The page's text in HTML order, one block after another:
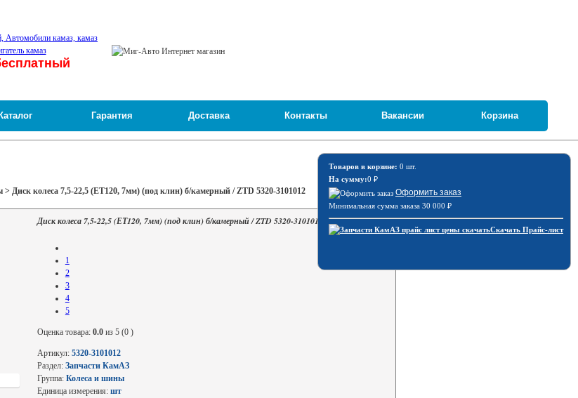
Каталог Гарантия Доставка Контакты Вакансии Корзина
Товаров в корзине: 0 шт.
На сумму:0 ₽
Оформить заказ
Минимальная сумма заказа 30 000 ₽
Скачать Прайс-лист
Диск колеса 7,5-22,5 (ЕТ120, 7мм) (под клин) б/камерный / ZTD 5320-3101012
Диск колеса 7,5-22,5 (ЕТ120, 7мм) (под клин) б/камерный / ZTD 5320-3101012
1
2
3
4
5
Оценка товара: 0.0из 5 (0 )
Артикул: 5320-3101012
Раздел: Запчасти КамАЗ
Группа: Колеса и шины
Единица измерения: шт